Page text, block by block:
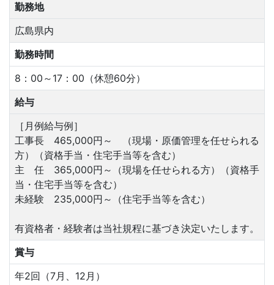
勤務地
広島県内
勤務時間
8：00～17：00（休憩60分）
給与
［月例給与例］
工事長 465,000円～ （現場・原価管理を任せられる
方）（資格手当・住宅手当等を含む）
主 任 365,000円～（現場を任せられる方）（資格手
当・住宅手当等を含む）
未経験 235,000円～（住宅手当等を含む）
有資格者・経験者は当社規程に基づき決定いたします。
賞与
年2回（7月、12月）